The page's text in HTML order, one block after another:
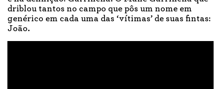
driblou tantos no campo que pôs um nome em
genérico em cada uma das ‘vítimas’ de suas fintas:
João.